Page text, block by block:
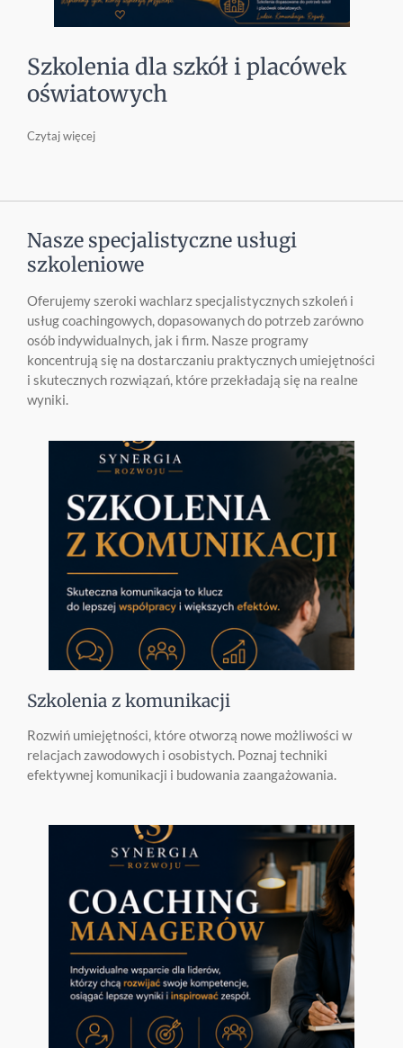
Szkolenia dla szkół i placówek
oświatowych
Czytaj więcej
Nasze specjalistyczne usługi
szkoleniowe
Oferujemy szeroki wachlarz specjalistycznych szkoleń i
usług coachingowych, dopasowanych do potrzeb zarówno
osób indywidualnych, jak i firm. Nasze programy
koncentrują się na dostarczaniu praktycznych umiejętności
i skutecznych rozwiązań, które przekładają się na realne
wyniki.
Szkolenia z komunikacji
Rozwiń umiejętności, które otworzą nowe możliwości w
relacjach zawodowych i osobistych. Poznaj techniki
efektywnej komunikacji i budowania zaangażowania.